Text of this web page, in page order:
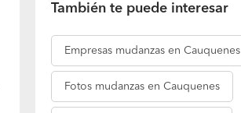
También te puede interesar
Empresas mudanzas en Cauquenes
Fotos mudanzas en Cauquenes